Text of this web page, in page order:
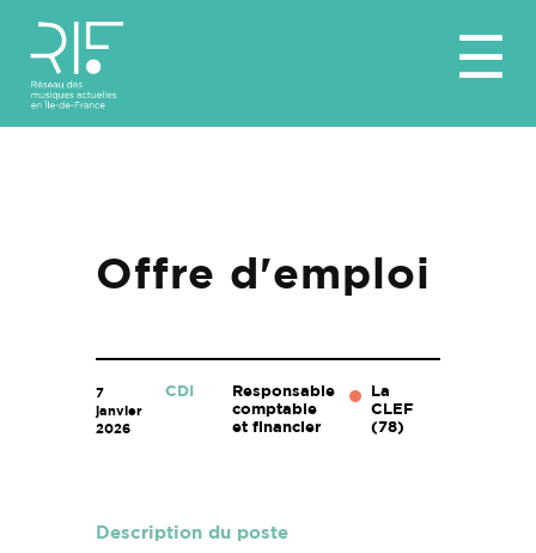
☰
Offre d'emploi
7
janvier
2026
CDI
Responsable
comptable
et financier
La
CLEF
(78)
Description du poste